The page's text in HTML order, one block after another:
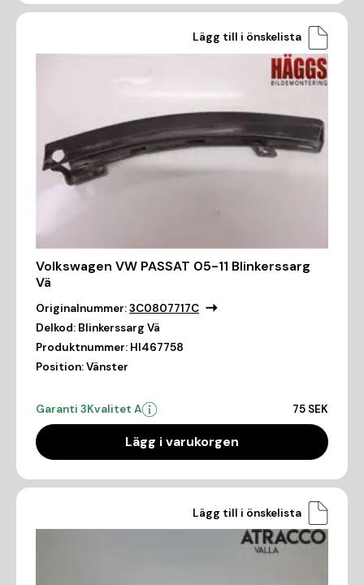
Lägg till i önskelista
Volkswagen VW PASSAT 05-11 Blinkerssarg
Vä
Originalnummer:3C0807717C
Delkod: Blinkerssarg Vä
Produktnummer: HI467758
Position:Vänster
Garanti 3Kvalitet A 75 SEK
Lägg i varukorgen
Lägg till i önskelista